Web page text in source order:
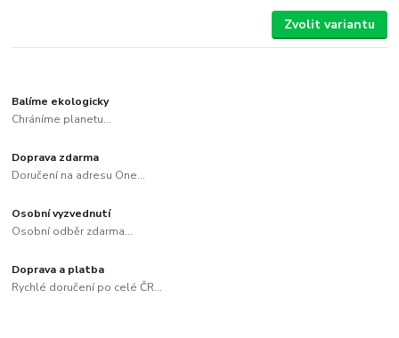
Zvolit variantu
Balíme ekologicky
Chráníme planetu...
Doprava zdarma
Doručení na adresu One...
Osobní vyzvednutí
Osobní odběr zdarma...
Doprava a platba
Rychlé doručení po celé ČR...